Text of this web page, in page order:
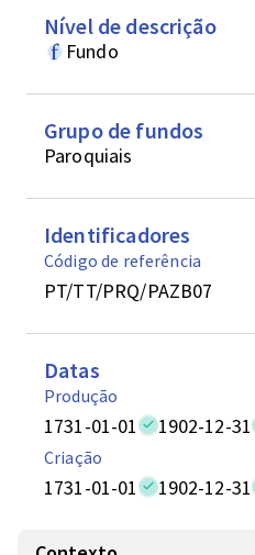
Nível de descrição
Fundo
Grupo de fundos
Paroquiais
Identificadores
Código de referência
PT/TT/PRQ/PAZB07
Datas
Produção
1731-01-01 1902-12-31
Criação
1731-01-01 1902-12-31